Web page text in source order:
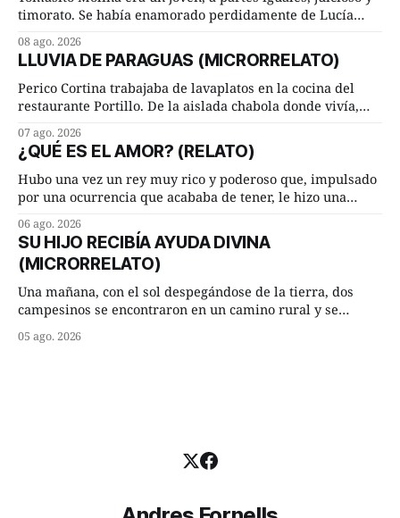
timorato. Se había enamorado perdidamente de Lucía
ambos les iba de maravilla. Pero mantenían absoluta
discrepancia en un deseo ineluctable por parte de ella.
Lucía Arriate quería que ellos
08 ago. 2026
LLUVIA DE PARAGUAS (MICRORRELATO)
Perico Cortina trabajaba de lavaplatos en la cocina del
restaurante Portillo. De la aislada chabola donde vivía,
cuarto de hora andando a buen paso. Cierta noche,
terminada su jornada laboral caminaba él hacía su mísera
morada cundo comenzó a llover
07 ago. 2026
¿QUÉ ES EL AMOR? (RELATO)
Hubo una vez un rey muy rico y poderoso que, impulsado
por una ocurrencia que acababa de tener, le hizo una
Dime, hombre sabio, ¿qué es el amor según tú? Su
consejero, que era muy prudente y astuto le respondió de
inmediato:
06 ago. 2026
SU HIJO RECIBÍA AYUDA DIVINA
(MICRORRELATO)
Una mañana, con el sol despegándose de la tierra, dos
campesinos se encontraron en un camino rural y se
remolachas, Manuel? —quiso saber uno. —Eso acabo de
05 ago. 2026